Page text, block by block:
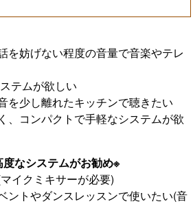
を妨げない程度の音量で音楽やテレ
テムが欲しい
を少し離れたキッチンで聴きたい
、コンパクトで手軽なシステムが欲
なシステムがお勧め※
イクミキサーが必要)
ントやダンスレッスンで使いたい(音